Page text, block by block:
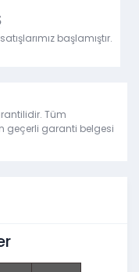
başlamıştır.
Tüm
geçerli garanti belgesi